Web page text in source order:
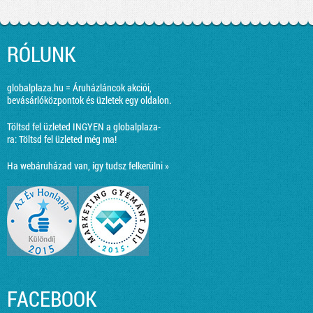
RÓLUNK
globalplaza.hu = Áruházláncok akciói,
bevásárlóközpontok és üzletek egy oldalon.
Töltsd fel üzleted INGYEN a globalplaza-
ra:Töltsd fel üzleted még ma!
Ha webáruházad van, így tudsz felkerülni »
FACEBOOK